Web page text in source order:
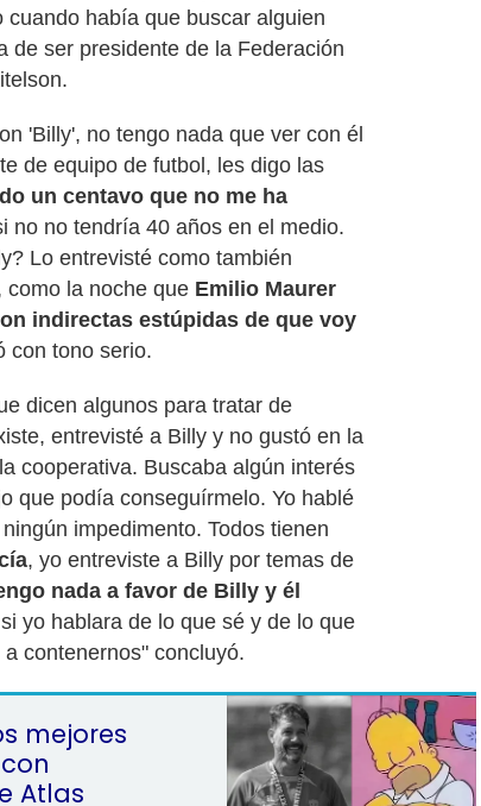
cuando había que buscar alguien
de ser presidente de la Federación
'Billy', no tengo nada que ver con él
de equipo de futbol, les digo las
un centavo que no me ha
no no tendría 40 años en el medio.
Lo entrevisté como también
como la noche que Emilio Maurer
indirectas estúpidas de que voy
con tono serio.
dicen algunos para tratar de
entrevisté a Billy y no gustó en la
cooperativa. Buscaba algún interés
que podía conseguírmelo. Yo hablé
impedimento. Todos tienen
, yo entreviste a Billy por temas de
nada a favor de Billy y él
yo hablara de lo que sé y de lo que
contenernos" concluyó.
mejores
Atlas